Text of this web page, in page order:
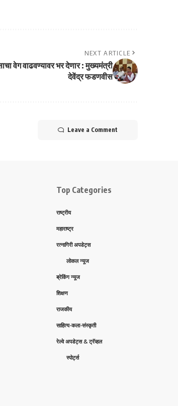
NEXT ARTICLE
वेग वाढवण्यावर भर देणार : मुख्यमंत्री
देवेंद्र फडणवीस
Leave a Comment
Top Categories
राष्ट्रीय
महाराष्ट्र
रत्नागिरी अपडेट्स
लोकल न्यूज
ब्रेकिंग न्यूज
शिक्षण
राजकीय
साहित्य-कला-संस्कृती
रेल्वे अपडेट्स & ट्रॅव्हल
स्पोर्ट्स